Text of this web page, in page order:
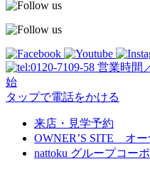
営業時間
始
タップで電話をかける
来店・見学予約
OWNER’S SITE オー
nattoku グループコー